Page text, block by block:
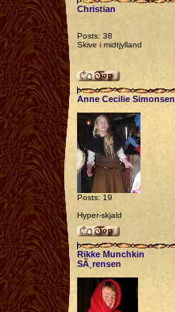
Christian
Posts: 38
Skive i midtjylland
Anne Cecilie Simonsen
Posts: 19
Hyper-skjald
Rikke Munchkin
SÃ¸rensen